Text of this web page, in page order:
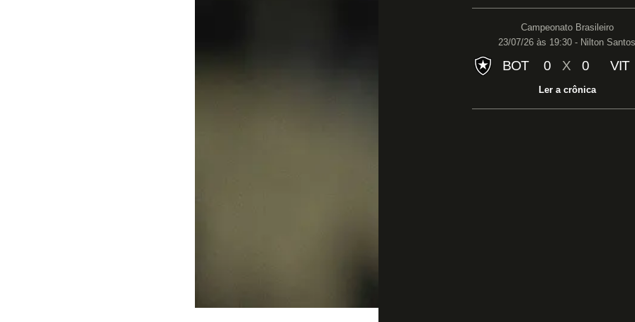
Campeonato Brasileiro
23/07/26 às 19:30 - Nilton Santos
BOT 0 X 0 VIT
Ler a crônica